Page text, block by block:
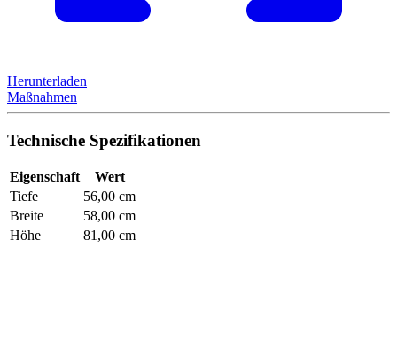
Herunterladen
Maßnahmen
Technische Spezifikationen
Eigenschaft
Wert
Tiefe
56,00 cm
Breite
58,00 cm
Höhe
81,00 cm